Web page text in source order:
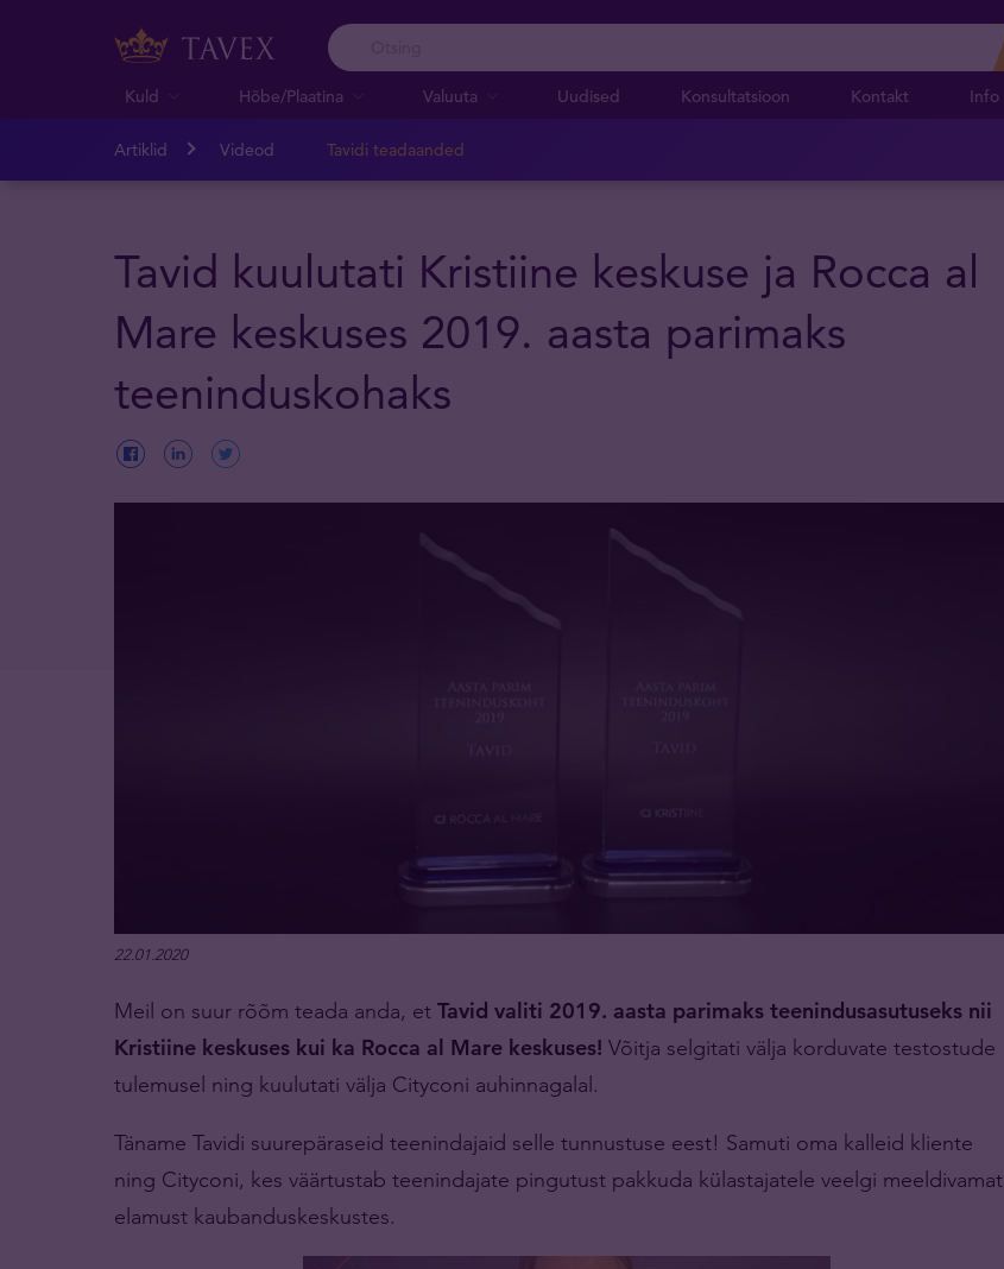
Kuld Hõbe/Plaatina Valuuta Uudised Konsultatsioon Kontakt Info
Artiklid Videod Tavidi teadaanded
Tavid kuulutati Kristiine keskuse ja Rocca al
Mare keskuses 2019. aasta parimaks
teeninduskohaks
22.01.2020
Meil on suur rõõm teada anda, et Tavid valiti 2019. aasta parimaks teenindusasutuseks nii
Kristiine keskuses kui ka Rocca al Mare keskuses! Võitja selgitati välja korduvate testostude
tulemusel ning kuulutati välja Cityconi auhinnagalal.
Täname Tavidi suurepäraseid teenindajaid selle tunnustuse eest! Samuti oma kalleid kliente
ning Cityconi, kes väärtustab teenindajate pingutust pakkuda külastajatele veelgi meeldivamat
elamust kaubanduskeskustes.